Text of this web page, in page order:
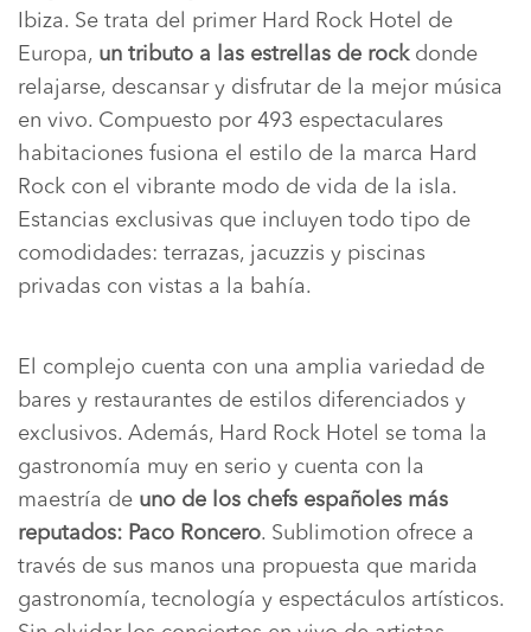
Ibiza. Se trata del primer Hard Rock Hotel de
Europa, un tributo a las estrellas de rockdonde
relajarse, descansar y disfrutar de la mejor música
en vivo. Compuesto por 493 espectaculares
habitaciones fusiona el estilo de la marca Hard
Rock con el vibrante modo de vida de la isla.
Estancias exclusivas que incluyen todo tipo de
comodidades: terrazas, jacuzzis y piscinas
privadas con vistas a la bahía.
El complejo cuenta con una amplia variedad de
bares y restaurantes de estilos diferenciados y
exclusivos. Además, Hard Rock Hotel se toma la
gastronomía muy en serio y cuenta con la
maestría de uno de los chefs españoles más
reputados: Paco Roncero. Sublimotion ofrece a
través de sus manos una propuesta que marida
gastronomía, tecnología y espectáculos artísticos.